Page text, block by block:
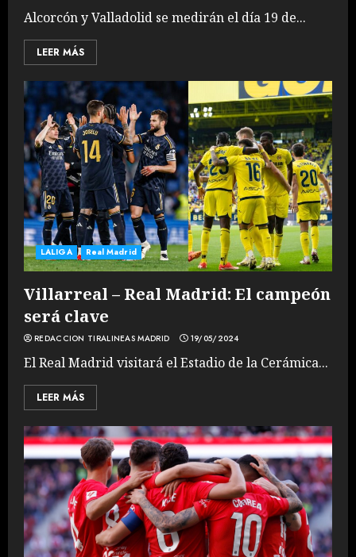
Alcorcón y Valladolid se medirán el día 19 de...
LEER MÁS
LALIGA Real Madrid
Villarreal – Real Madrid: El campeón
será clave
REDACCION TIRALINEAS MADRID 19/05/2024
El Real Madrid visitará el Estadio de la Cerámica...
LEER MÁS